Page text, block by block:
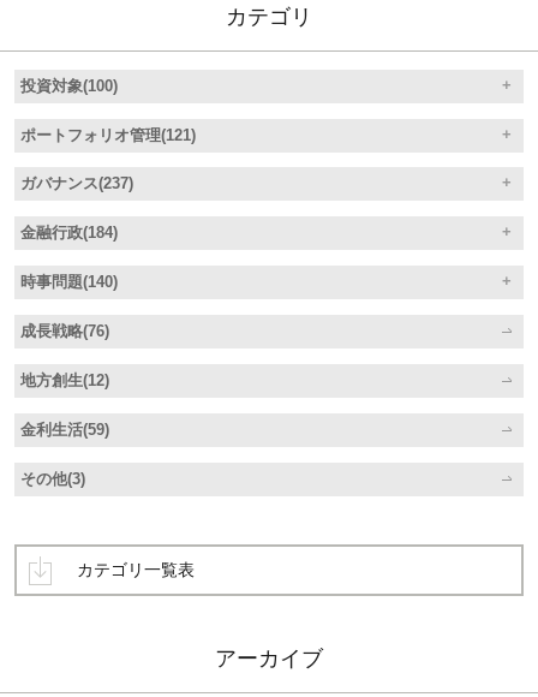
カテゴリ
投資対象(100)
ポートフォリオ管理(121)
ガバナンス(237)
金融行政(184)
時事問題(140)
成長戦略(76)
地方創生(12)
金利生活(59)
その他(3)
カテゴリ一覧表
アーカイブ